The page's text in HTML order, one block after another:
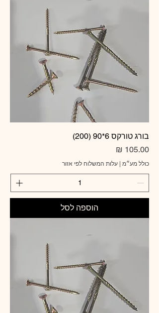
בורג טורקס 6*90 (200)
מחיר
כולל מע״מ עלות המשלוח לפי אזור
הוספה לסל